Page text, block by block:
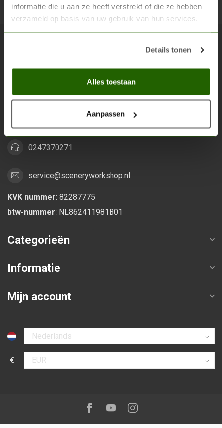
informatie die u aan ze heeft verstrekt of die ze hebben
verzameld op basis van uw gebruik van hun services.
Details tonen
Alles toestaan
Aanpassen
Alles voor je miniature wargaming en scenery
Grootstalselaan 46
0247370271
service@sceneryworkshop.nl
KVK nummer: 82287775
btw-nummer: NL862411981B01
Categorieën
Informatie
Mijn account
Selecteer taal
€
Selecteer valuta
Volg ons op:Facebook
YoutubeInstagram